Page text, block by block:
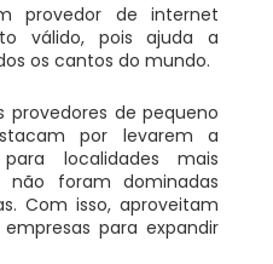
provedor de internet
válido, pois ajuda a
os cantos do mundo.
provedores de pequeno
por levarem a
localidades mais
foram dominadas
Com isso, aproveitam
para expandir